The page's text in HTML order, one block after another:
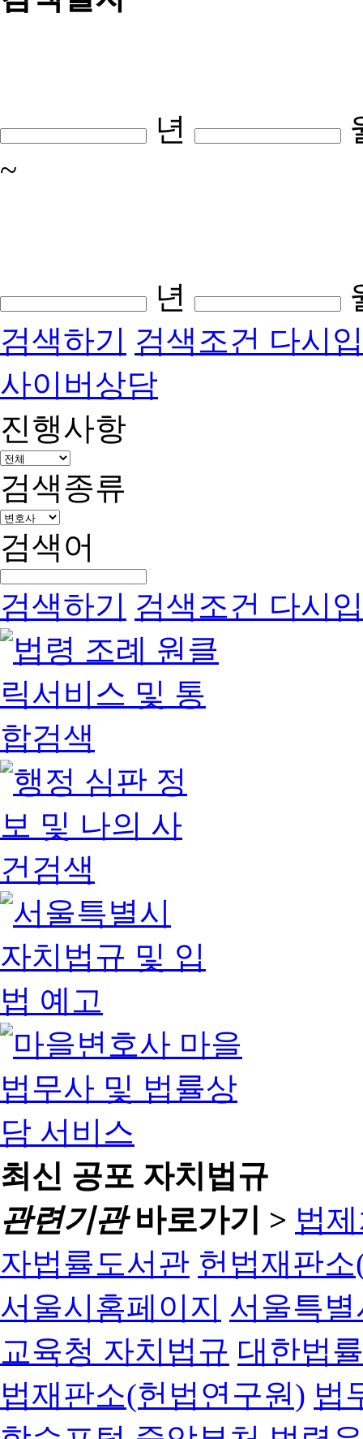
년
~
년
검색하기 검색조건 다시
사이버상담
진행사항
검색종류
검색어
검색하기 검색조건 다시
최신 공포 자치법규
관련기관바로가기 > 법
자법률도서관 헌법재판
서울시홈페이지 서울특
교육청 자치법규 대한법
법재판소(헌법연구원) 법